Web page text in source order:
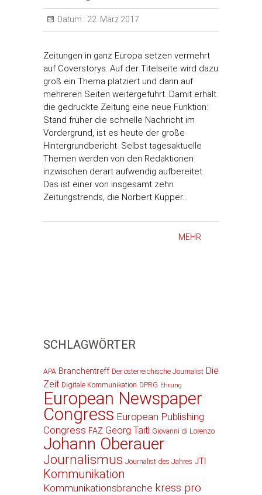
Datum : 22. März 2017
Zeitungen in ganz Europa setzen vermehrt
auf Coverstorys. Auf der Titelseite wird dazu
groß ein Thema platziert und dann auf
mehreren Seiten weitergeführt. Damit erhält
die gedruckte Zeitung eine neue Funktion:
Stand früher die schnelle Nachricht im
Vordergrund, ist es heute der große
Hintergrundbericht. Selbst tagesaktuelle
Themen werden von den Redaktionen
inzwischen derart aufwendig aufbereitet.
Das ist einer von insgesamt zehn
Zeitungstrends, die Norbert Küpper…
MEHR
SCHLAGWÖRTER
APA Branchentreff Der österreichische Journalist Die
Zeit Digitale Kommunikation DPRG Ehrung
European Newspaper
Congress European Publishing
Congress FAZ Georg Taitl Giovanni di Lorenzo
Johann Oberauer
Journalismus Journalist des Jahres JTI
Kommunikation
Kommunikationsbranche kress pro